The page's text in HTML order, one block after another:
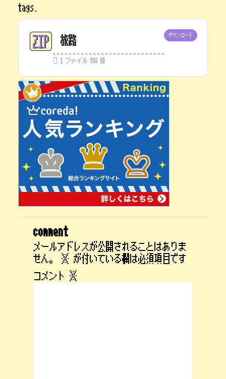
tags.
旅路
1 ファイル 998 KB
ダウンロード
comment
メールアドレスが公開されることはありま
せん。
※ が付いている欄は必須項目です
コメント ※